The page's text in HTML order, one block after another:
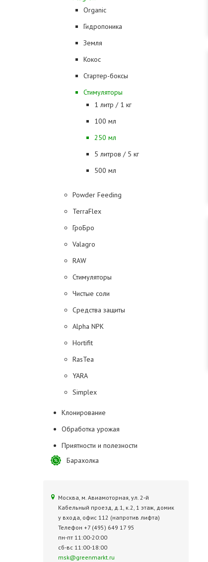
Organic
Гидропоника
Земля
Кокос
Стартер-боксы
Стимуляторы
1 литр / 1 кг
100 мл
250 мл
5 литров / 5 кг
500 мл
Powder Feeding
TerraFlex
ГроБро
Valagro
RAW
Стимуляторы
Чистые соли
Средства защиты
Alpha NPK
Hortifit
RasTea
YARA
Simplex
Клонирование
Обработка урожая
Приятности и полезности
Барахолка
Москва, м. Авиамоторная, ул. 2‑й
Кабельный проезд, д.1, к.2, 1 этаж, домик
у входа, офис 112 (напротив лифта)
Телефон +7 (495) 649 17 95
пн-пт 11:00-20:00
сб-вс 11:00-18:00
msk@greenmarkt.ru